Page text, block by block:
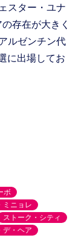
スター・ユナ
存在が大きく
ルゼンチン代
に出場してお
ボ
ミニョレ
ストーク・シティ
デ・ヘア